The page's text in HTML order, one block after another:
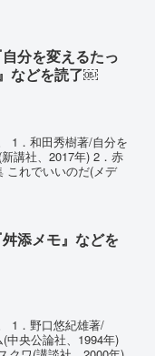
分を変えるたっ
などを読了￼
1．和田秀樹著/自分を
講社、2017年) 2．赤
これでいいのだ(メデ
添メモ』などを
1．野口悠紀雄著/
中央公論社、1994年)